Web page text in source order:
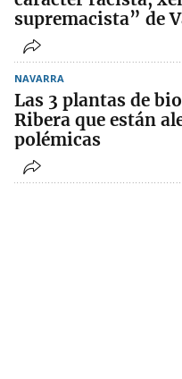
supremacista” de
NAVARRA
Las 3 plantas de
Ribera que están
polémicas